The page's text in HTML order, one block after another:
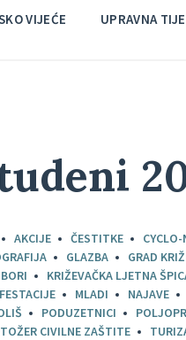
VIJEĆE UPRAVNA
AKCIJE ČESTITKE CYCLO-
GLAZBA
GRAD
KRIŽEVAČKA LJETNA
MLADI NAJAVE
PODUZETNICI
CIVILNE ZAŠTITE